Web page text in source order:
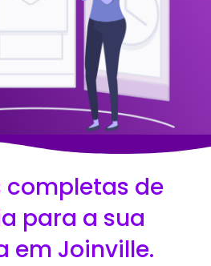
completas de
para a sua
em Joinville.